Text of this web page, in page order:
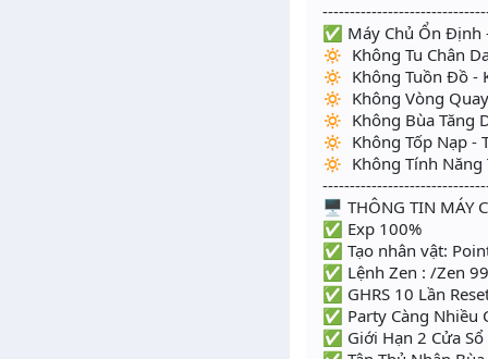
✅ Máy Chủ Ổn Định
🔅 Không Tu Chân
🔅 Không Tuồn Đồ -
🔅 Không Vòng
🔅 Không Bùa Tăng
🔅 Không Tốp Nạp -
🔅 Không Tính Năng
🖥️ THÔNG TIN MÁY
✅ Exp 100%
✅ Tạo nhân vật:
✅ Lệnh Zen : /Zen
✅ GHRS 10 Lần
✅ Party Càng Nhiều
✅ Giới Hạn 2 Cửa